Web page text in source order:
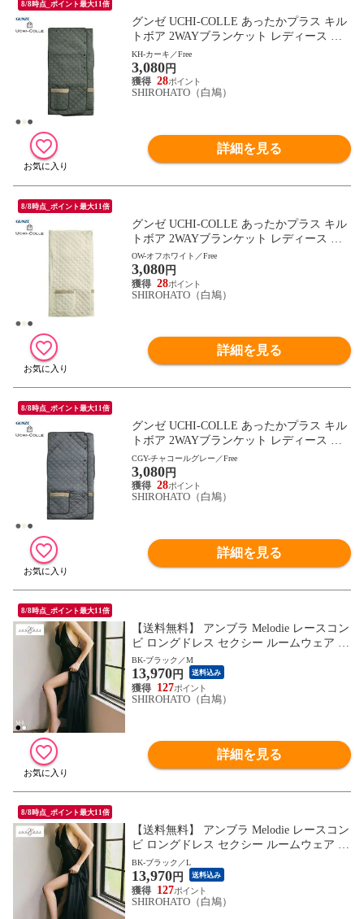
8/8時点_ポイント最大11倍
グンゼ UCHI-COLLE あったかプラス キル
トボア 2WAYブランケット レディース ル
ームウェア GUNZE ウチコレ
KH-カーキ／Free
3,080円
28
SHIROHATO（白鳩）
詳細を見る
8/8時点_ポイント最大11倍
グンゼ UCHI-COLLE あったかプラス キル
トボア 2WAYブランケット レディース ル
ームウェア GUNZE ウチコレ
OW-オフホワイト／Free
3,080円
28
SHIROHATO（白鳩）
詳細を見る
8/8時点_ポイント最大11倍
グンゼ UCHI-COLLE あったかプラス キル
トボア 2WAYブランケット レディース ル
ームウェア GUNZE ウチコレ
CGY-チャコールグレー／Free
3,080円
28
SHIROHATO（白鳩）
詳細を見る
8/8時点_ポイント最大11倍
【送料無料】 アンブラ Melodie レースコン
ビ ロングドレス セクシー ルームウェア ネ
グリジェ ワンピース ANNEBRA
BK-ブラック／M
13,970円 送料込み
127
SHIROHATO（白鳩）
詳細を見る
8/8時点_ポイント最大11倍
【送料無料】 アンブラ Melodie レースコン
ビ ロングドレス セクシー ルームウェア ネ
グリジェ ワンピース ANNEBRA
BK-ブラック／L
13,970円 送料込み
127
SHIROHATO（白鳩）